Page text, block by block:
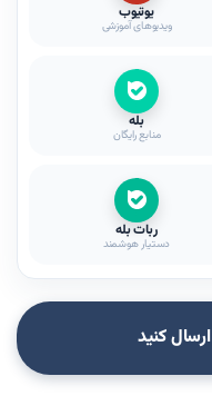
یوتیوب
ویدیوهای آموزشی
بله
منابع رایگان
ربات بله
دستیار هوشمند
کنید